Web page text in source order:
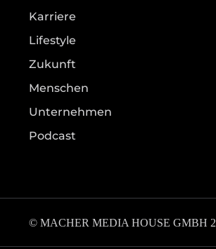
Karriere
Lifestyle
Zukunft
Menschen
Unternehmen
Podcast
© MACHER MEDIA HOUSE GMBH